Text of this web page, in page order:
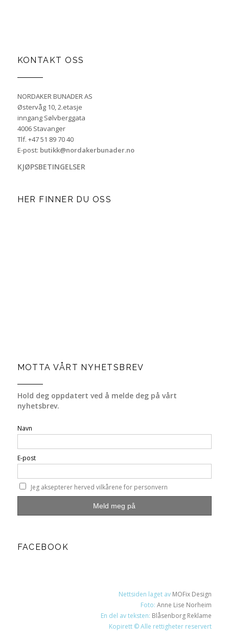
KONTAKT OSS
NORDAKER BUNADER AS
Østervåg 10, 2.etasje
inngang Sølvberggata
4006 Stavanger
Tlf. +47 51 89 70 40
E-post: butikk@nordakerbunader.no
KJØPSBETINGELSER
HER FINNER DU OSS
MOTTA VÅRT NYHETSBREV
Hold deg oppdatert ved å melde deg på vårt
nyhetsbrev.
Navn
E-post
Jeg aksepterer herved vilkårene for personvern
FACEBOOK
Nettsiden laget av MOFix Design
Foto:Anne Lise Norheim
En del av teksten: Blåsenborg Reklame
Kopirett © Alle rettigheter reservert